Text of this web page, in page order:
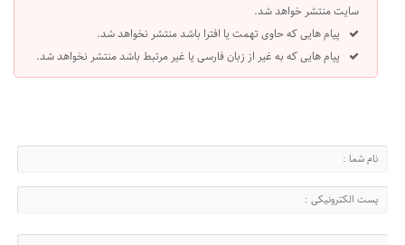
سایت منتشر خواهد شد.
پیام هایی که حاوی تهمت یا افترا باشد منتشر نخواهد شد.
پیام هایی که به غیر از زبان فارسی یا غیر مرتبط باشد منتشر نخواهد شد.